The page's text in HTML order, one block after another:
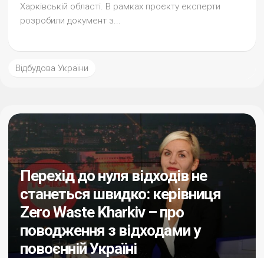
Харківській області. В рамках проєкту експерти
розробили документ з...
Відбудова України
Перехід до нуля відходів не
станеться швидко: керівниця
Zero Waste Kharkiv – про
поводження з відходами у
повоєнній Україні